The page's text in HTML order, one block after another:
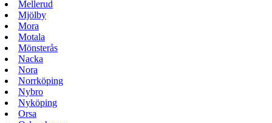
Mellerud
Mjölby
Mora
Motala
Mönsterås
Nacka
Nora
Norrköping
Nybro
Nyköping
Orsa